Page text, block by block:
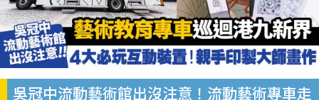
吳冠中流動藝術館出沒注意！流動藝術專車走